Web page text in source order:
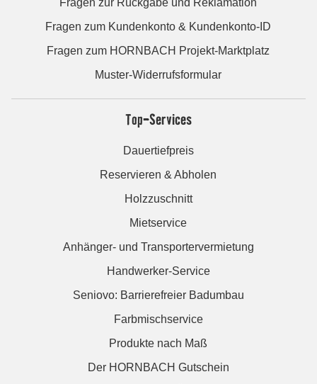
Fragen zur Rückgabe und Reklamation
Fragen zum Kundenkonto & Kundenkonto-ID
Fragen zum HORNBACH Projekt-Marktplatz
Muster-Widerrufsformular
Top-Services
Dauertiefpreis
Reservieren & Abholen
Holzzuschnitt
Mietservice
Anhänger- und Transportervermietung
Handwerker-Service
Seniovo: Barrierefreier Badumbau
Farbmischservice
Produkte nach Maß
Der HORNBACH Gutschein